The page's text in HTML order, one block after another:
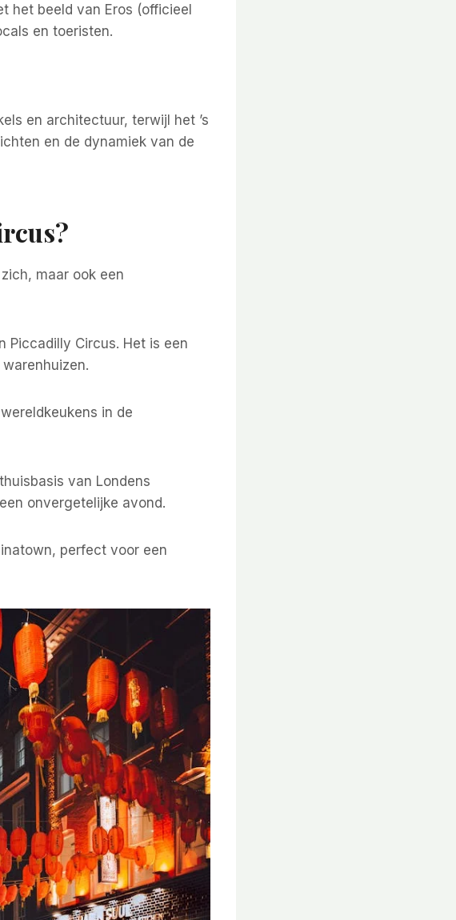
het beeld van Eros (officieel
en toeristen.
en architectuur, terwijl het ’s
en de dynamiek van de
maar ook een
Piccadilly Circus. Het is een
in de
van Londens
onvergetelijke avond.
perfect voor een